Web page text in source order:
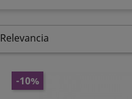
Relevancia
-10%